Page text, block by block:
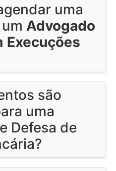
uma
Advogado
Execuções
são
uma
Defesa de